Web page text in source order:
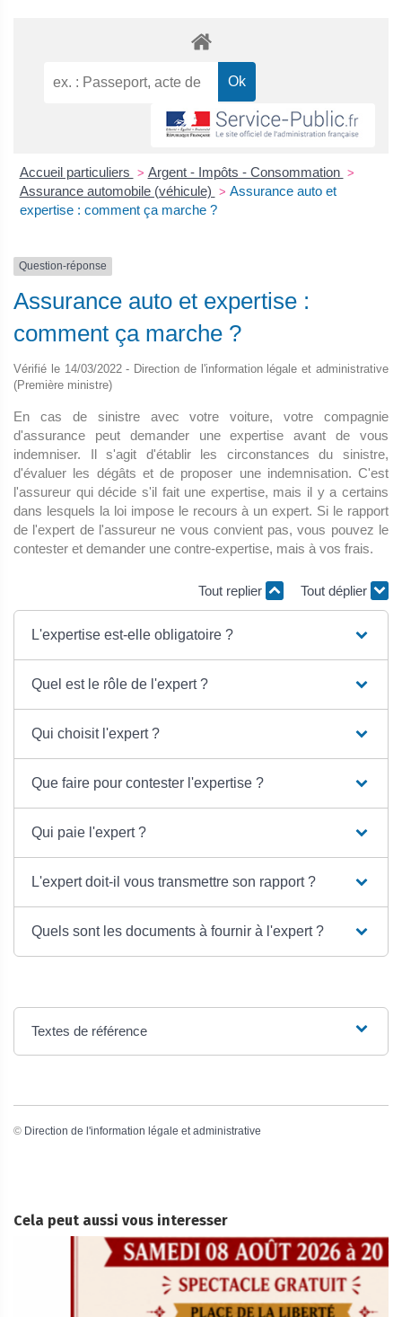
Accueil particuliers > Argent - Impôts - Consommation >
Assurance automobile (véhicule) > Assurance auto et
expertise : comment ça marche ?
Question-réponse
Assurance auto et expertise :
comment ça marche ?
Vérifié le 14/03/2022 - Direction de l'information légale et administrative
(Première ministre)
En cas de sinistre avec votre voiture, votre compagnie
d'assurance peut demander une expertise avant de vous
indemniser. Il s'agit d'établir les circonstances du sinistre,
d'évaluer les dégâts et de proposer une indemnisation. C'est
l'assureur qui décide s'il fait une expertise, mais il y a certains
dans lesquels la loi impose le recours à un expert. Si le rapport
de l'expert de l'assureur ne vous convient pas, vous pouvez le
contester et demander une contre-expertise, mais à vos frais.
Tout replier Tout déplier
L'expertise est-elle obligatoire ?
Quel est le rôle de l'expert ?
Qui choisit l'expert ?
Que faire pour contester l'expertise ?
Qui paie l'expert ?
L'expert doit-il vous transmettre son rapport ?
Quels sont les documents à fournir à l'expert ?
Textes de référence
© Direction de l'information légale et administrative
Cela peut aussi vous interesser